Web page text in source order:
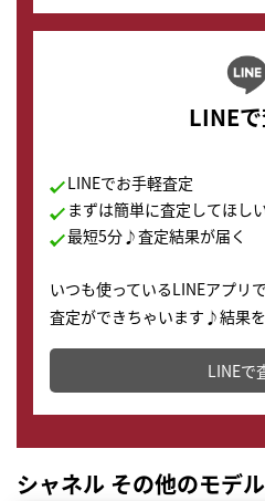
LINE
LINEでお手軽査定
まずは簡単に査定してほし
最短5分♪査定結果が届く
いつも使っているLINEアプリ
査定ができちゃいます♪結果
どこからでもすぐに査定金額
LINEで
シャネル その他のモデ